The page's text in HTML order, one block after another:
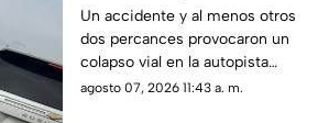
autopista Guadalajara-
Zapotlanejo HOY
Un accidente y al menos otros
dos percances provocaron un
colapso vial en la autopista
Guadalajara-Zapotlanejo; hay
agosto 07, 2026 11:43 a. m.